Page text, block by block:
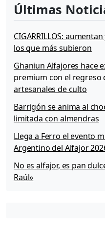
Últimas
CIGARRILLOS:
los que más subieron
Ghaniun Alfajores hace
premium con el regreso
artesanales de culto
Barrigón se anima al
limitada con almendras
Llega a Ferro el evento
Argentino del Alfajor
No es alfajor, es pan
Raúl»